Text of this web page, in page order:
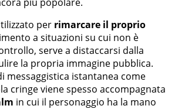
per rimarcare il proprio
a situazioni su cui non è
serve a distaccarsi dalla
la propria immagine pubblica.
messaggistica istantanea come
cringe viene spesso accompagnata
in cui il personaggio ha la mano